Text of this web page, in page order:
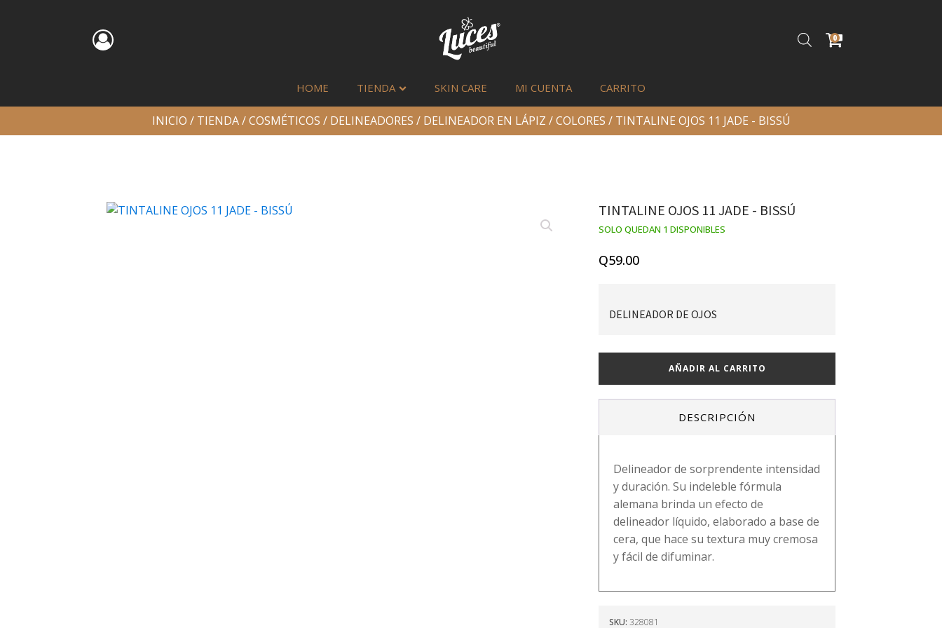
0
HOME TIENDA SKIN CARE MI CUENTA CARRITO
INICIO / TIENDA/COSMÉTICOS / DELINEADORES / DELINEADOR EN LÁPIZ /COLORES / TINTALINE OJOS 11 JADE - BISSÚ
TINTALINE OJOS 11 JADE - BISSÚ
SOLO QUEDAN 1 DISPONIBLES
Q59.00
DELINEADOR DE OJOS
AÑADIR AL CARRITO
DESCRIPCIÓN
Delineador de sorprendente intensidad
y duración. Su indeleble fórmula
alemana brinda un efecto de
delineador líquido, elaborado a base de
cera, que hace su textura muy cremosa
y fácil de difuminar.
SKU: 328081